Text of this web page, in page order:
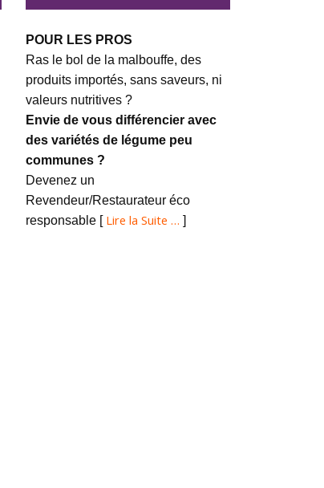
POUR LES PROS
Ras le bol de la malbouffe, des
produits importés, sans saveurs, ni
valeurs nutritives ?
Envie de vous différencier avec
des variétés de légume peu
communes ?
Devenez un
Revendeur/Restaurateur éco
responsable [ Lire la Suite … ]